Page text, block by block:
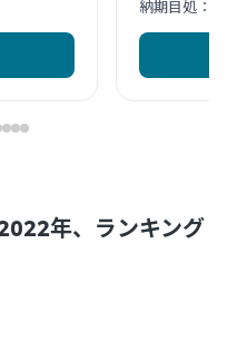
年、ランキング